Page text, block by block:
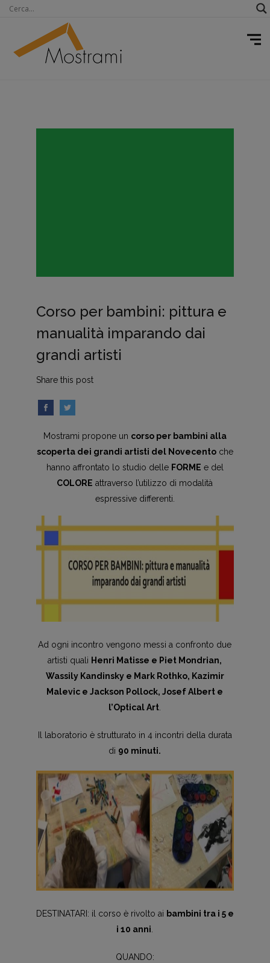
Corso per bambini: pittura e
manualità imparando dai
grandi artisti
Share this post
Mostrami propone un corso per bambini alla
scoperta dei grandi artisti del Novecentoche
hanno affrontato lo studio delle FORME e del
COLORE attraverso l’utilizzo di modalità
espressive differenti.
Ad ogni incontro vengono messi a confronto due
artisti quali Henri Matisse e Piet Mondrian,
Wassily Kandinsky e Mark Rothko, Kazimir
Malevic e Jackson Pollock, Josef Albert e
l’Optical Art.
Il laboratorio è strutturato in 4 incontri della durata
di 90 minuti.
DESTINATARI: il corso è rivolto ai bambini tra i 5 e
i 10 anni.
QUANDO: